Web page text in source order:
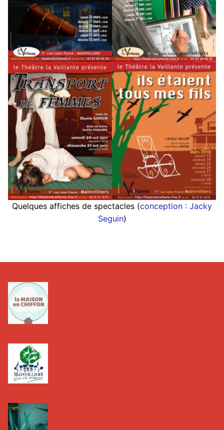
Quelques affiches de spectacles (conception : Jacky
Seguin)